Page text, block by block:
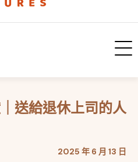
送給退休上司的人
2025 年 6 月 13 日